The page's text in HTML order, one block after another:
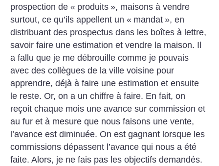
prospection de « produits », maisons à vendre
surtout, ce qu’ils appellent un « mandat », en
distribuant des prospectus dans les boîtes à lettre,
savoir faire une estimation et vendre la maison. Il
a fallu que je me débrouille comme je pouvais
avec des collègues de la ville voisine pour
apprendre, déjà à faire une estimation et ensuite
le reste. Or, on a un chiffre à faire. En fait, on
reçoit chaque mois une avance sur commission et
au fur et à mesure que nous faisons une vente,
l’avance est diminuée. On est gagnant lorsque les
commissions dépassent l’avance qui nous a été
faite. Alors, je ne fais pas les objectifs demandés.